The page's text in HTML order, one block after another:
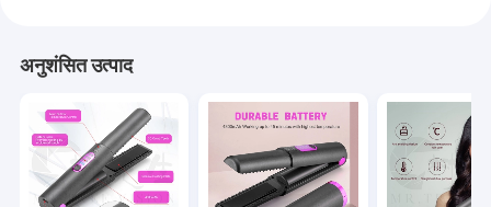
अनुशंसित उत्पाद